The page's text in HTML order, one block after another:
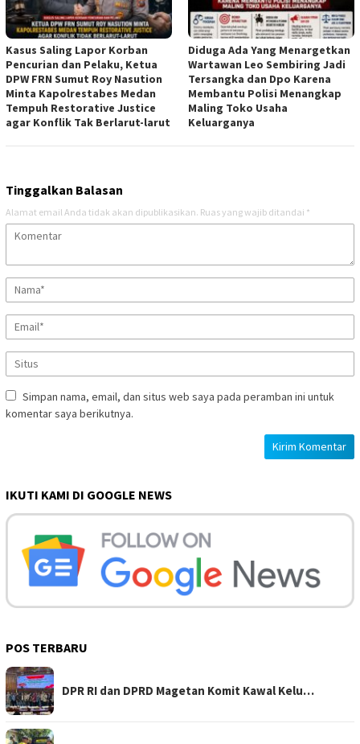
Kasus Saling Lapor Korban
Pencurian dan Pelaku, Ketua
DPW FRN Sumut Roy Nasution
Minta Kapolrestabes Medan
Tempuh Restorative Justice
agar Konflik Tak Berlarut-larut
Diduga Ada Yang Menargetkan
Wartawan Leo Sembiring Jadi
Tersangka dan Dpo Karena
Membantu Polisi Menangkap
Maling Toko Usaha
Keluarganya
Tinggalkan Balasan
Alamat email Anda tidak akan dipublikasikan. Ruas yang wajib ditandai *
Simpan nama, email, dan situs web saya pada peramban ini untuk
komentar saya berikutnya.
IKUTI KAMI DI GOOGLE NEWS
POS TERBARU
DPR RI dan DPRD Magetan Komit Kawal Kelu…